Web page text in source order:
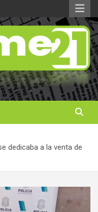
dedicaba a la venta de